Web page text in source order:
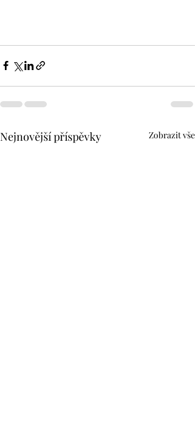
Nejnovější příspěvky Zobrazit vše